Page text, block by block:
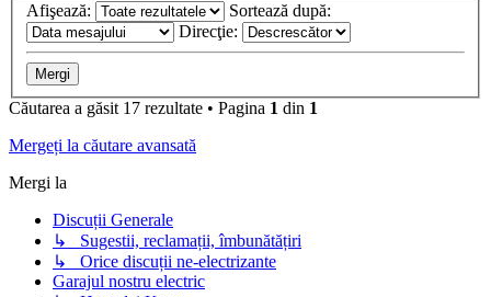
Afişează:
Sortează după:
Direcţie:
Căutarea a găsit 17 rezultate • Pagina 1 din 1
Mergeți la căutare avansată
Mergi la
Discuții Generale
↳ Sugestii, reclamații, îmbunătățiri
↳ Orice discuții ne-electrizante
Garajul nostru electric